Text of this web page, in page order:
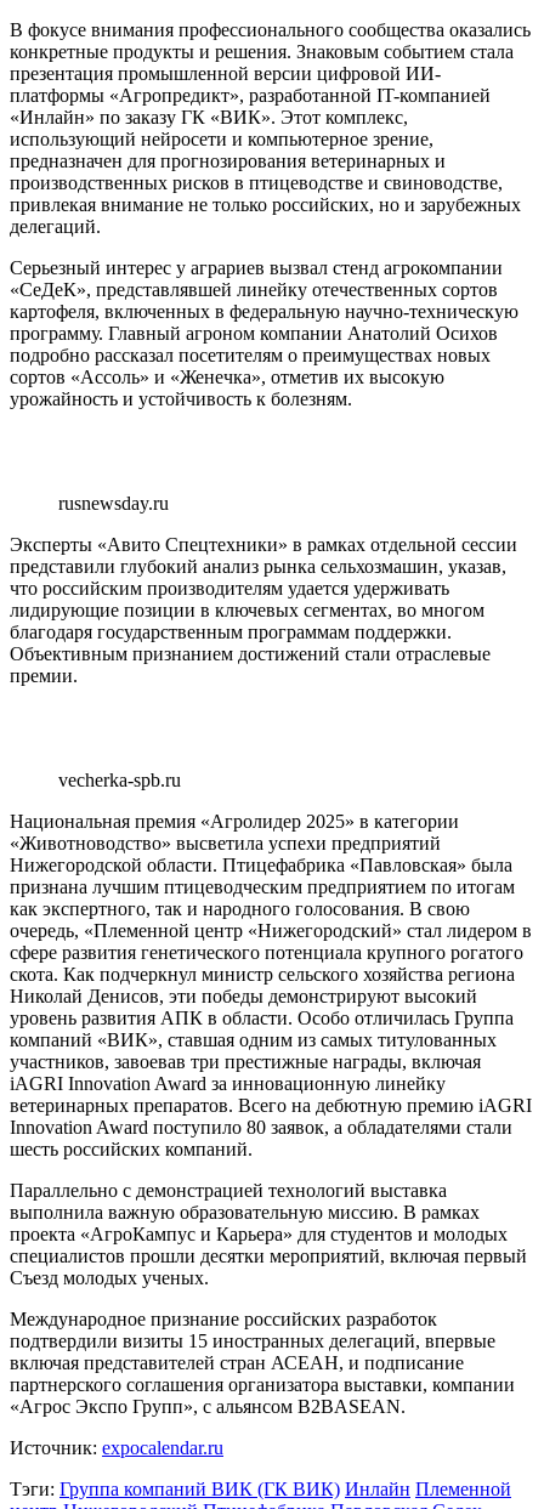
В фокусе внимания профессионального сообщества оказались
конкретные продукты и решения. Знаковым событием стала
презентация промышленной версии цифровой ИИ-
платформы «Агропредикт», разработанной IT-компанией
«Инлайн» по заказу ГК «ВИК». Этот комплекс,
использующий нейросети и компьютерное зрение,
предназначен для прогнозирования ветеринарных и
производственных рисков в птицеводстве и свиноводстве,
привлекая внимание не только российских, но и зарубежных
делегаций.
Серьезный интерес у аграриев вызвал стенд агрокомпании
«СеДеК», представлявшей линейку отечественных сортов
картофеля, включенных в федеральную научно-техническую
программу. Главный агроном компании Анатолий Осихов
подробно рассказал посетителям о преимуществах новых
сортов «Ассоль» и «Женечка», отметив их высокую
урожайность и устойчивость к болезням.
rusnewsday.ru
Эксперты «Авито Спецтехники» в рамках отдельной сессии
представили глубокий анализ рынка сельхозмашин, указав,
что российским производителям удается удерживать
лидирующие позиции в ключевых сегментах, во многом
благодаря государственным программам поддержки.
Объективным признанием достижений стали отраслевые
премии.
vecherka-spb.ru
Национальная премия «Агролидер 2025» в категории
«Животноводство» высветила успехи предприятий
Нижегородской области. Птицефабрика «Павловская» была
признана лучшим птицеводческим предприятием по итогам
как экспертного, так и народного голосования. В свою
очередь, «Племенной центр «Нижегородский» стал лидером в
сфере развития генетического потенциала крупного рогатого
скота. Как подчеркнул министр сельского хозяйства региона
Николай Денисов, эти победы демонстрируют высокий
уровень развития АПК в области. Особо отличилась Группа
компаний «ВИК», ставшая одним из самых титулованных
участников, завоевав три престижные награды, включая
iAGRI Innovation Award за инновационную линейку
ветеринарных препаратов. Всего на дебютную премию iAGRI
Innovation Award поступило 80 заявок, а обладателями стали
шесть российских компаний.
Параллельно с демонстрацией технологий выставка
выполнила важную образовательную миссию. В рамках
проекта «АгроКампус и Карьера» для студентов и молодых
специалистов прошли десятки мероприятий, включая первый
Съезд молодых ученых.
Международное признание российских разработок
подтвердили визиты 15 иностранных делегаций, впервые
включая представителей стран АСЕАН, и подписание
партнерского соглашения организатора выставки, компании
«Агрос Экспо Групп», с альянсом B2BASEAN.
Источник: expocalendar.ru
Тэги: Группа компаний ВИК (ГК ВИК) Инлайн Племенной